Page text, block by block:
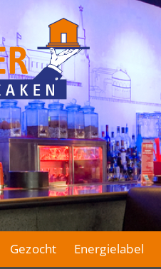
Gezocht Energielabel